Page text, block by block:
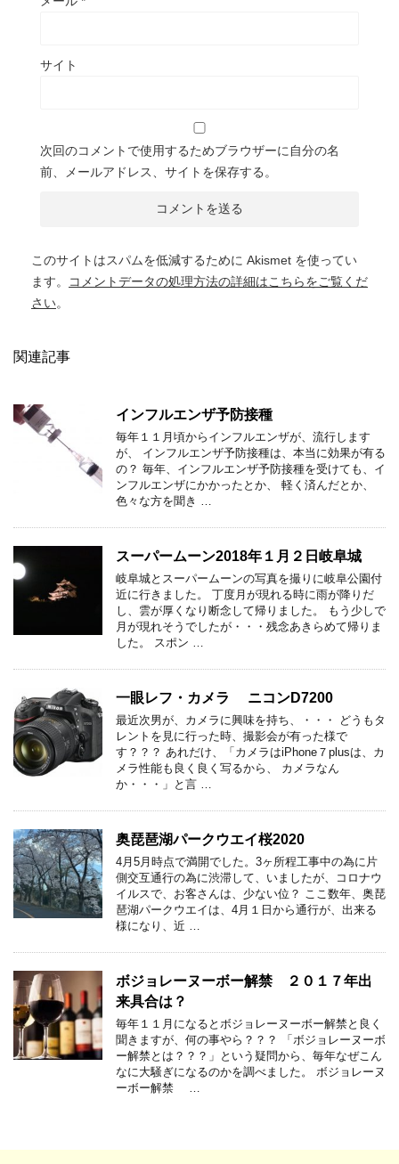
サイト
次回のコメントで使用するためブラウザーに自分の名
前、メールアドレス、サイトを保存する。
このサイトはスパムを低減するために Akismet を使ってい
ます。
コメントデータの処理方法の詳細はこちらをご覧くだ
さい。
関連記事
インフルエンザ予防接種
毎年１１月頃からインフルエンザが、流行します
が、 インフルエンザ予防接種は、本当に効果が有る
の？ 毎年、インフルエンザ予防接種を受けても、イ
ンフルエンザにかかったとか、 軽く済んだとか、
色々な方を聞き …
スーパームーン2018年１月２日岐阜城
岐阜城とスーパームーンの写真を撮りに岐阜公園付
近に行きました。 丁度月が現れる時に雨が降りだ
し、雲が厚くなり断念して帰りました。 もう少しで
月が現れそうでしたが・・・残念あきらめて帰りま
した。 スポン …
一眼レフ・カメラ ニコンD7200
最近次男が、カメラに興味を持ち、・・・ どうもタ
レントを見に行った時、撮影会が有った様で
す？？？ あれだけ、「カメラはiPhone７plusは、カ
メラ性能も良く良く写るから、 カメラなん
か・・・」と言 …
奥琵琶湖パークウエイ桜2020
4月5月時点で満開でした。3ヶ所程工事中の為に片
側交互通行の為に渋滞して、いましたが、コロナウ
イルスで、お客さんは、少ない位？ ここ数年、奥琵
琶湖パークウエイは、4月１日から通行が、出来る
様になり、近 …
ボジョレーヌーボー解禁 ２０１７年出
来具合は？
毎年１１月になるとボジョレーヌーボー解禁と良く
聞きますが、何の事やら？？？ 「ボジョレーヌーボ
ー解禁とは？？？」という疑問から、毎年なぜこん
なに大騒ぎになるのかを調べました。 ボジョレーヌ
ーボー解禁 …